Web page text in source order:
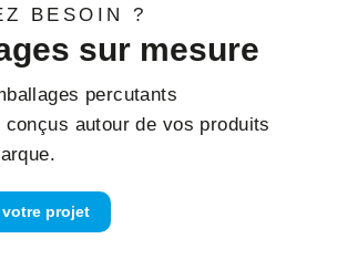
BESOIN ?
sur mesure
percutants
autour de vos produits
votre projet